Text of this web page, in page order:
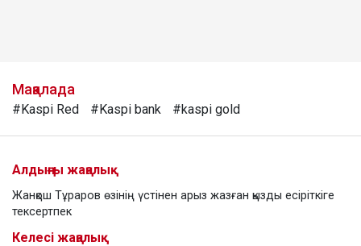
Мақалада
#Kaspi Red #Kaspi bank #kaspi gold
Алдыңғы жаңалық
Жанқош Тұраров өзінің үстінен арыз жазған қызды есіріткіге
тексертпек
Келесі жаңалық